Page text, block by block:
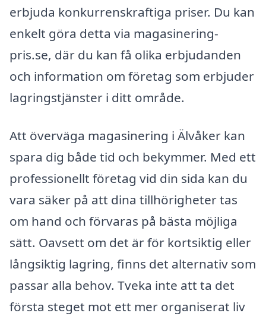
erbjuda konkurrenskraftiga priser. Du kan
enkelt göra detta via magasinering-
pris.se, där du kan få olika erbjudanden
och information om företag som erbjuder
lagringstjänster i ditt område.
Att överväga magasinering i Älvåker kan
spara dig både tid och bekymmer. Med ett
professionellt företag vid din sida kan du
vara säker på att dina tillhörigheter tas
om hand och förvaras på bästa möjliga
sätt. Oavsett om det är för kortsiktig eller
långsiktig lagring, finns det alternativ som
passar alla behov. Tveka inte att ta det
första steget mot ett mer organiserat liv